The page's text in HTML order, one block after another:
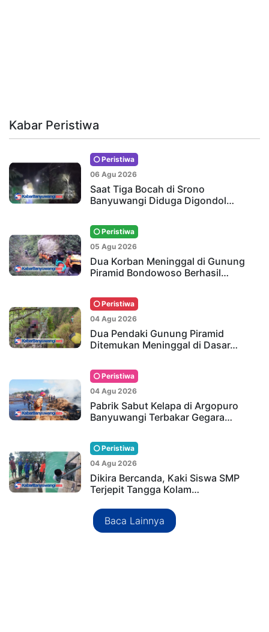
Kabar Peristiwa
Peristiwa
06 Agu 2026
Saat Tiga Bocah di Srono
Banyuwangi Diduga Digondol…
Peristiwa
05 Agu 2026
Dua Korban Meninggal di Gunung
Piramid Bondowoso Berhasil…
Peristiwa
04 Agu 2026
Dua Pendaki Gunung Piramid
Ditemukan Meninggal di Dasar…
Peristiwa
04 Agu 2026
Pabrik Sabut Kelapa di Argopuro
Banyuwangi Terbakar Gegara…
Peristiwa
04 Agu 2026
Dikira Bercanda, Kaki Siswa SMP
Terjepit Tangga Kolam…
Baca Lainnya